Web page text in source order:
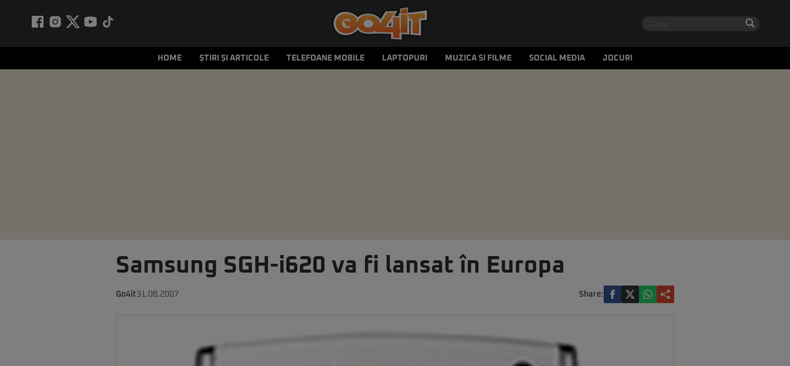
HOME ȘTIRI ȘI ARTICOLE TELEFOANE MOBILE LAPTOPURI MUZICA SI FILME SOCIAL MEDIA JOCURI
Samsung SGH-i620 va fi lansat în Europa
Go4it31.08.2007 Share: